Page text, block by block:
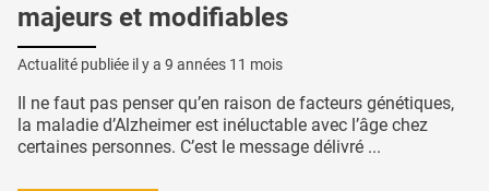
majeurs et modifiables
Actualité publiée il y a 9 années 11 mois
Il ne faut pas penser qu’en raison de facteurs génétiques,
la maladie d’Alzheimer est inéluctable avec l’âge chez
certaines personnes. C’est le message délivré ...